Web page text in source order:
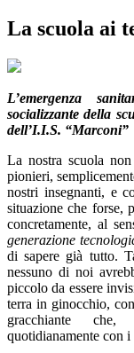
La scuola ai
L’emergenza
socializzante della
dell’I.I.S. “Marconi”
La nostra scuola
pionieri,
nostri insegnanti, e
situazione che forse,
concretamente, al
generazione
di sapere già tutto.
nessuno di noi
piccolo da essere
terra in ginocchio,
gracchiante
quotidianamente con i